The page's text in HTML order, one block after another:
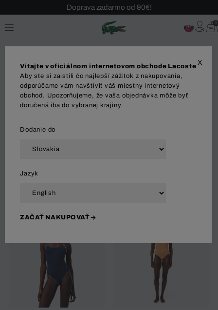
Sezónny výpredaj až -40 %!
Bezplatné vrátenie!
0
Plavky
21 Výsledok
X
Vitajte v oficiálnom internetovom obchode Lacoste
Aby ste si zaistili čo najlepší zážitok z nakupovania,
odporúčame vám navštíviť váš miestny internetový
obchod. Upozorňujeme, že vaša objednávka môže byť
doručená iba do vybranej krajiny.
Dodanie do
Jazyk
ZAČAŤ NAKUPOVAŤ